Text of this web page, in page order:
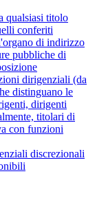
qualsiasi titolo
conferiti
di indirizzo
pubbliche di
dirigenziali (da
distinguano le
dirigenti
titolari di
con funzioni
discrezionali